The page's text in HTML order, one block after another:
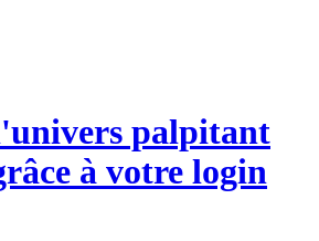
palpitant
à votre login